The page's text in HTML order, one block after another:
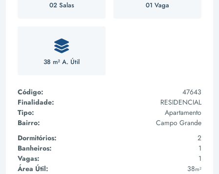
02 Salas 01 Vaga
38 m² A. Útil
Código:
47643
Finalidade:
RESIDENCIAL
Tipo:
Apartamento
Bairro:
Campo Grande
Dormitórios:
2
Banheiros:
1
Vagas:
1
Área Útil:
38m²